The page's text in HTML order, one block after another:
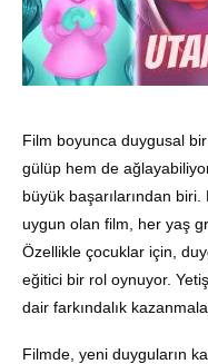
Film boyunca duygusal
gülüp hem de
büyük başarılarından
uygun olan film, her yaş
Özellikle çocuklar için,
eğitici bir rol oynuyor.
dair farkındalık
Filmde, yeni duyguların